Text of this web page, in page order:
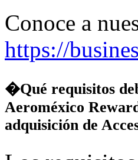
Conoce a
https://
�Qué requisitos
Aeroméxico
adquisición de